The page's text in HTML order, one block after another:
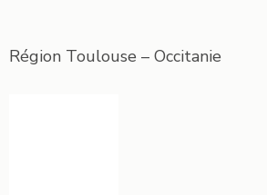
Région Toulouse – Occitanie